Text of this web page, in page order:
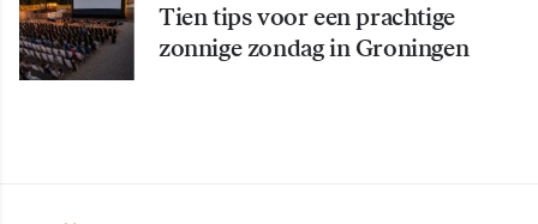
Tien tips voor een prachtige
zonnige zondag in Groningen